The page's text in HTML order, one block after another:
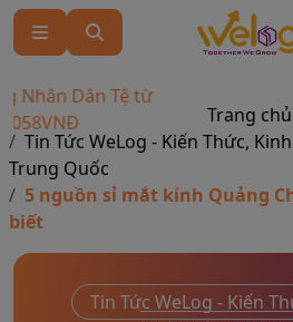
Tệ từ
Trang chủ
Tin Tức WeLog - Kiến Thức,
Trung Quốc
5 nguồn sỉ mắt kính Quảng
biết
Tin Tức WeLog - Kiến